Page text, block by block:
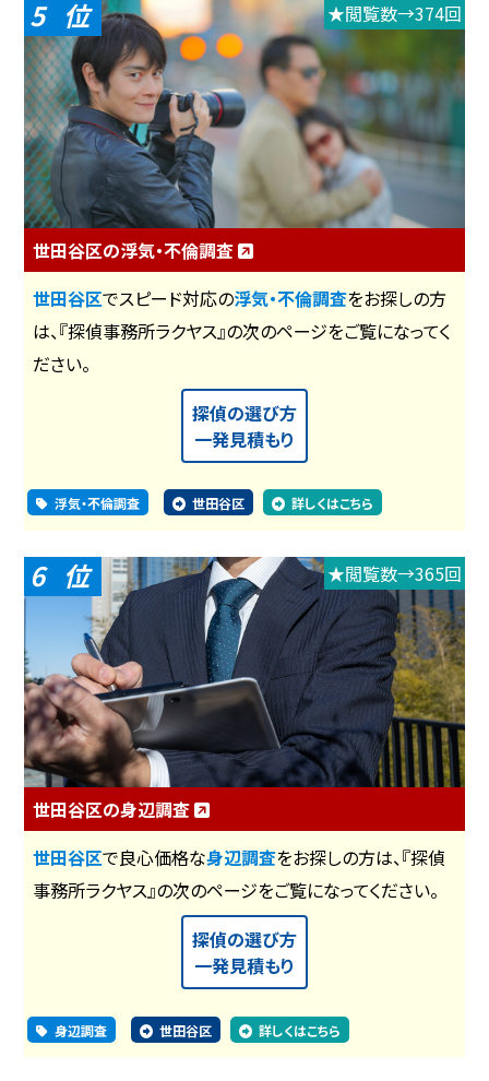
5 ★閲覧数→374回
世田谷区の浮気・不倫調査
世田谷区でスピード対応の浮気・不倫調査をお探しの方
は、『探偵事務所ラクヤス』の次のページをご覧になってく
ださい。
探偵の選び方
一発見積もり
浮気・不倫調査 世田谷区 詳しくはこちら
6 ★閲覧数→365回
世田谷区の身辺調査
世田谷区で良心価格な身辺調査をお探しの方は、『探偵
事務所ラクヤス』の次のページをご覧になってください。
探偵の選び方
一発見積もり
身辺調査 世田谷区 詳しくはこちら